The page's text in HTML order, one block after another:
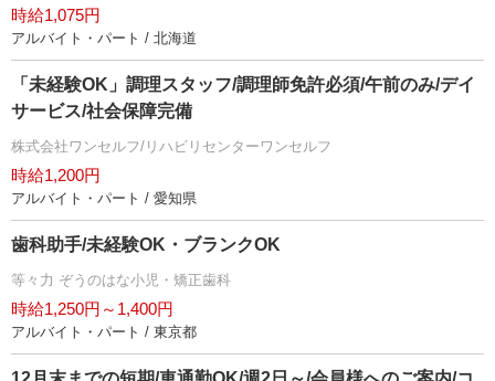
時給1,075円
アルバイト・パート / 北海道
「未経験OK」調理スタッフ/調理師免許必須/午前のみ/デイ
サービス/社会保障完備
株式会社ワンセルフ/リハビリセンターワンセルフ
時給1,200円
アルバイト・パート / 愛知県
歯科助手/未経験OK・ブランクOK
等々力 ぞうのはな小児・矯正歯科
時給1,250円～1,400円
アルバイト・パート / 東京都